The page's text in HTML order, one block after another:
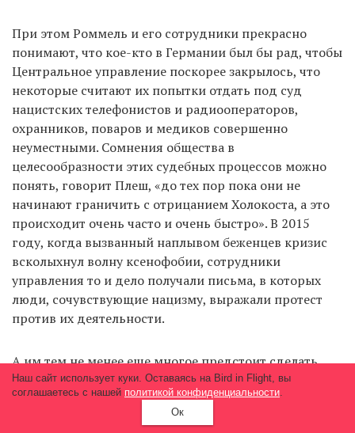
При этом Роммель и его сотрудники прекрасно
понимают, что кое-кто в Германии был бы рад, чтобы
Центральное управление поскорее закрылось, что
некоторые считают их попытки отдать под суд
нацистских телефонистов и радиооператоров,
охранников, поваров и медиков совершенно
неуместными. Сомнения общества в
целесообразности этих судебных процессов можно
понять, говорит Плеш, «до тех пор пока они не
начинают граничить с отрицанием Холокоста, а это
происходит очень часто и очень быстро». В 2015
году, когда вызванный наплывом беженцев кризис
всколыхнул волну ксенофобии, сотрудники
управления то и дело получали письма, в которых
люди, сочувствующие нацизму, выражали протест
против их деятельности.
А им тем не менее еще многое предстоит сделать.
Для Роммеля, который продолжает искать по всему
миру новые улики и свидетельства, это вопрос
личной вины и ответственности, объясняет один из
Наш сайт использует куки. Оставаясь на Bird in Flight, вы
соглашаетесь с нашей политикой конфиденциальности.
Ок